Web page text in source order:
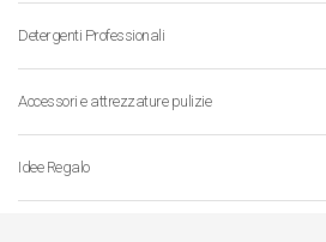
Detergenti Professionali
Accessori e attrezzature pulizie
Idee Regalo